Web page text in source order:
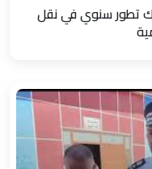
تطور سنوي في نقل